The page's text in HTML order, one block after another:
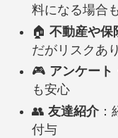
料になる場合も
🏠 不動産や保
だがリスクあり
🎮 アンケート
も安心
👥 友達紹介：
付与